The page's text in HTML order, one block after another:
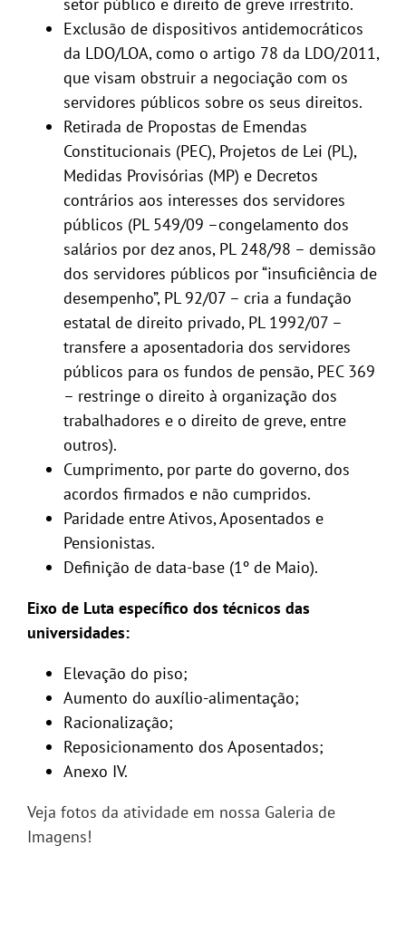
Exclusão de dispositivos antidemocráticos
da LDO/LOA, como o artigo 78 da LDO/2011,
que visam obstruir a negociação com os
servidores públicos sobre os seus direitos.
Retirada de Propostas de Emendas
Constitucionais (PEC), Projetos de Lei (PL),
Medidas Provisórias (MP) e Decretos
contrários aos interesses dos servidores
públicos (PL 549/09 –congelamento dos
salários por dez anos, PL 248/98 – demissão
dos servidores públicos por “insuficiência de
desempenho”, PL 92/07 – cria a fundação
estatal de direito privado, PL 1992/07 –
transfere a aposentadoria dos servidores
públicos para os fundos de pensão, PEC 369
– restringe o direito à organização dos
trabalhadores e o direito de greve, entre
outros).
Cumprimento, por parte do governo, dos
acordos firmados e não cumpridos.
Paridade entre Ativos, Aposentados e
Pensionistas.
Definição de data-base (1º de Maio).
Eixo de Luta específico dos técnicos das
universidades:
Elevação do piso;
Aumento do auxílio-alimentação;
Racionalização;
Reposicionamento dos Aposentados;
Anexo IV.
Veja fotos da atividade em nossa Galeria de
Imagens!